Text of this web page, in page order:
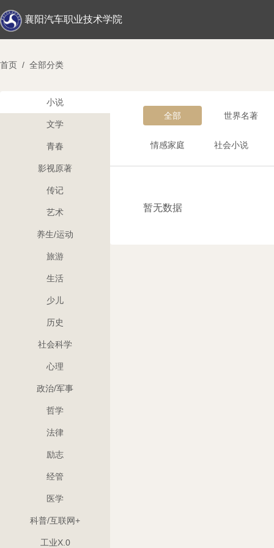
襄阳汽车职业技术学院
首页 / 全部分类
小说
文学
青春
影视原著
传记
艺术
养生/运动
旅游
生活
少儿
历史
社会科学
心理
政治/军事
哲学
法律
励志
经管
医学
科普/互联网+
工业X.0
全部 世界名著
情感家庭 社会小说
暂无数据